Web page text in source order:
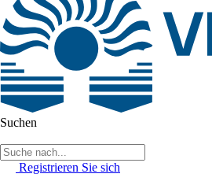
Suchen
Registrieren Sie sich